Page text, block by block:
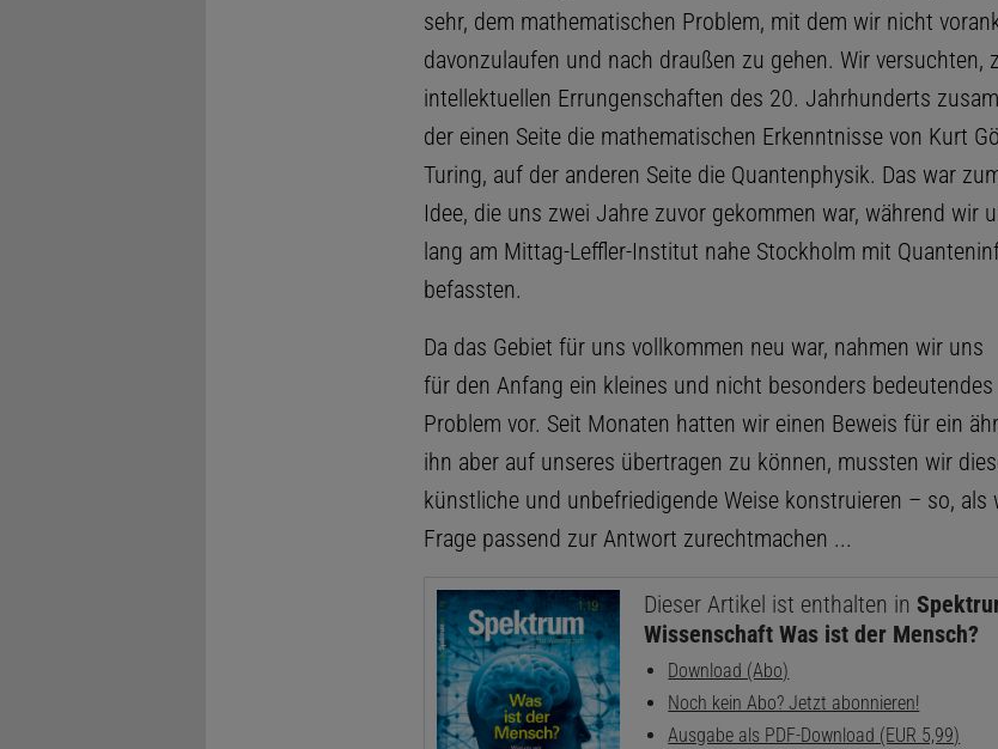
sehr, dem mathematischen Problem, mit dem wir nicht
davonzulaufen und nach draußen zu gehen. Wir versuchten,
intellektuellen Errungenschaften des 20. Jahrhunderts
der einen Seite die mathematischen Erkenntnisse von Kurt
Turing, auf der anderen Seite die Quantenphysik. Das war
Idee, die uns zwei Jahre zuvor gekommen war, während wir
lang am Mittag-Leffler-Institut nahe Stockholm mit
befassten.
Da das Gebiet für uns vollkommen neu war, nahmen wir uns
für den Anfang ein kleines und nicht besonders bedeutendes
Problem vor. Seit Monaten hatten wir einen Beweis für ein
ihn aber auf unseres übertragen zu können, mussten wir
künstliche und unbefriedigende Weise konstruieren – so, als
Frage passend zur Antwort zurechtmachen ...
Dieser Artikel ist enthalten in
Wissenschaft Was ist der Mensch?
Download (Abo)
Noch kein Abo? Jetzt abonnieren!
Ausgabe als PDF-Download (EUR 5,99)